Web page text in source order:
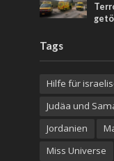
Tags
Hilfe für
Judäa und
Jordanien
Miss Universe